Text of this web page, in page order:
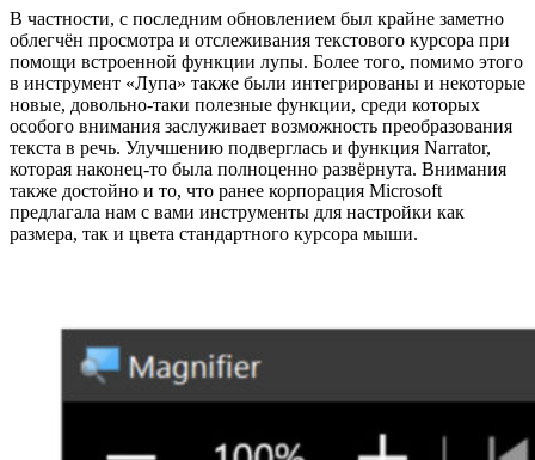
В частности, с последним обновлением был крайне заметно
облегчён просмотра и отслеживания текстового курсора при
помощи встроенной функции лупы. Более того, помимо этого
в инструмент «Лупа» также были интегрированы и некоторые
новые, довольно-таки полезные функции, среди которых
особого внимания заслуживает возможность преобразования
текста в речь. Улучшению подверглась и функция Narrator,
которая наконец-то была полноценно развёрнута. Внимания
также достойно и то, что ранее корпорация Microsoft
предлагала нам с вами инструменты для настройки как
размера, так и цвета стандартного курсора мыши.